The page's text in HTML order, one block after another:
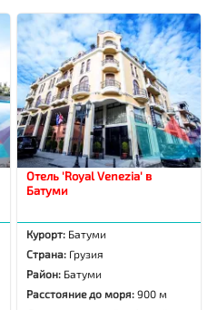
Отель 'Royal Venezia' в
Батуми
Курорт: Батуми
Страна: Грузия
Район: Батуми
Расстояние до моря:900 м